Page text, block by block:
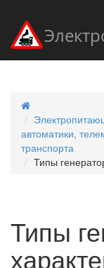
автоматики,
транспорта
Типы
Типы